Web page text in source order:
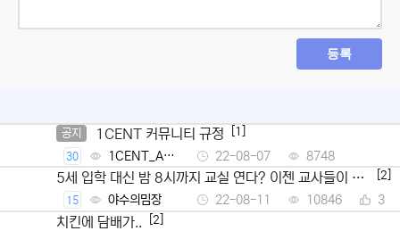
등록
공지 1CENT 커뮤니티 규정 [1]
30
1CENT_Ad
min
22-08-07 8748
5세 입학 대신 밤 8시까지 교실 연다? 이젠 교사들이 뿔
났다
[2]
15 야수의밈장 22-08-11 10846 3
치킨에 담배가.. [2]